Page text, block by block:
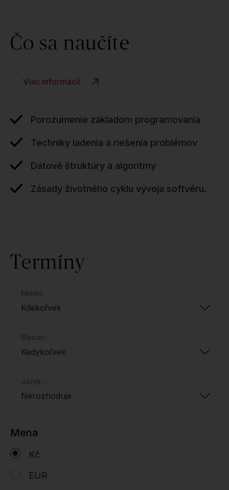
Čo sa naučíte
Viac informácií
Porozumenie základom programovania
Techniky ladenia a riešenia problémov
Dátové štruktúry a algoritmy
Zásady životného cyklu vývoja softvéru.
Termíny
Miesto
Kdekoľvek
Mesiac
Kedykoľvek
Jazyk
Nerozhoduje
Mena
Kč
EUR